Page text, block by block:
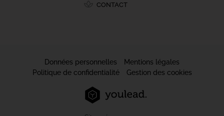
CONTACT
Données personnelles
Mentions légales
Politique de confidentialité
Gestion des cookies